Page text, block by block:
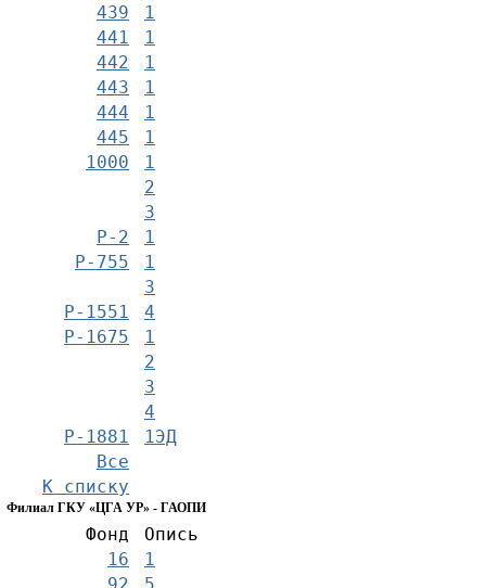
439
1
441
1
442
1
443
1
444
1
445
1
1000
1
2
3
Р-2
1
Р-755
1
3
Р-1551
4
Р-1675
1
2
3
4
Р-1881
1ЭД
Все
К списку
Филиал ГКУ «ЦГА УР» - ГАОПИ
Фонд
Опись
16
1